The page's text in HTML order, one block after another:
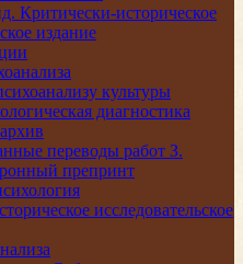
Критически-историческое
издание
культуры
диагностика
переводы работ З.
препринт
исследовательское